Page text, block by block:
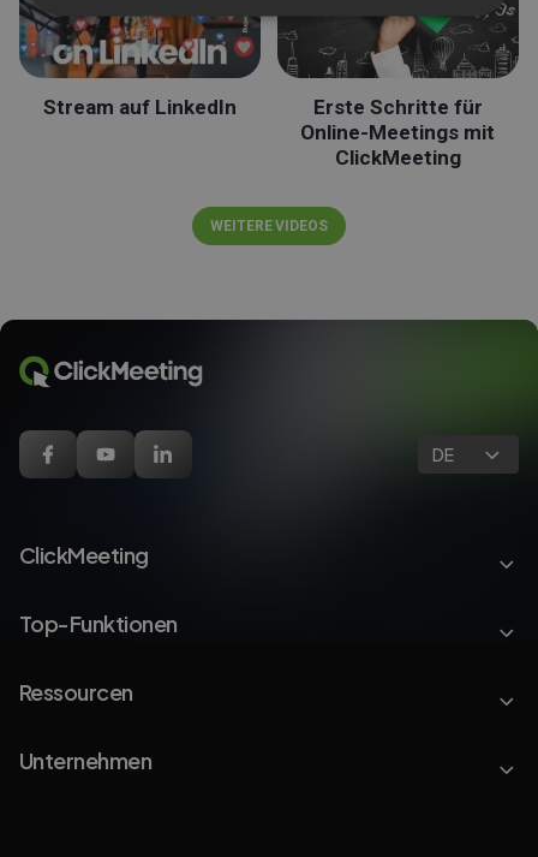
Stream auf LinkedIn
Erste Schritte für
Online-Meetings mit
ClickMeeting
WEITERE VIDEOS
DE
ClickMeeting
Top-Funktionen
Ressourcen
Unternehmen